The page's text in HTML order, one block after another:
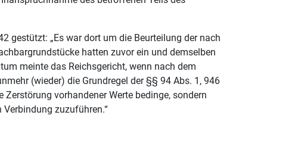
gestützt: „Es war dort um die Beurteilung der nach
hatten zuvor ein und demselben
meinte das Reichsgericht, wenn nach dem
(wieder) die Grundregel der §§ 94 Abs. 1, 946
vorhandener Werte bedinge, sondern
zuzuführen.“